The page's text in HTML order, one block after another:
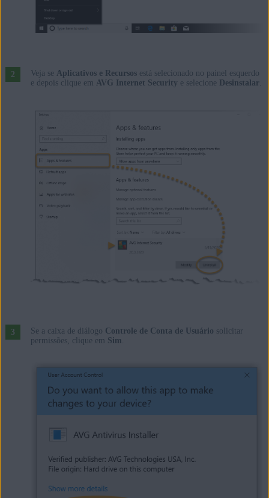
Veja se Aplicativos e Recursosestá selecionado no painel esquerdo
e depois clique em AVG Internet Security e selecione Desinstalar.
Se a caixa de diálogo Controle de Conta de Usuário solicitar
permissões, clique em Sim